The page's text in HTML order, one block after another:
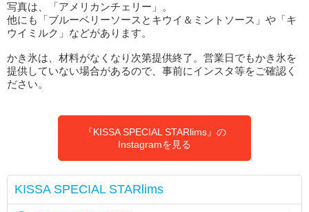
写真は、「アメリカンチェリー」。
他にも「ブルーベリーソースとキウイ＆ミントソース」や「キ
ウイミルク」などがあります。
かき氷は、材料がなくなり次第提供終了。営業日でもかき氷を
提供していない場合があるので、事前にインスタ等をご確認く
ださい。
『KISSA SPECIAL STARlims』の
Instagramを見る
KISSA SPECIAL STARlims